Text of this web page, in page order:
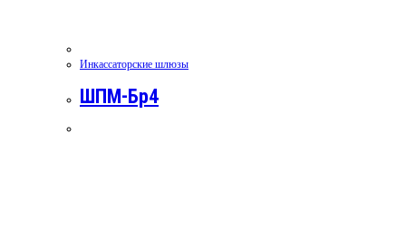
Инкассаторские шлюзы
ШПМ-Бр4